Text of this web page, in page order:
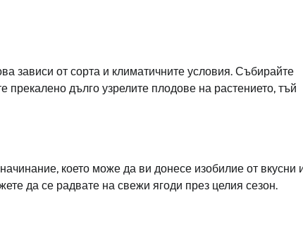
зависи от сорта и климатичните условия. Събирайте
прекалено дълго узрелите плодове на растението, тъй
което може да ви донесе изобилие от вкусни
да се радвате на свежи ягоди през целия сезон.